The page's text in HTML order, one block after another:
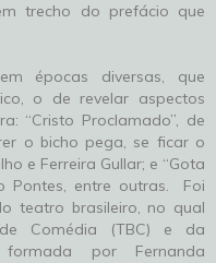
trecho do prefácio que
épocas diversas, que
o de revelar aspectos
“Cristo Proclamado”, de
o bicho pega, se ficar o
e Ferreira Gullar; e “Gota
Pontes, entre outras. Foi
teatro brasileiro, no qual
Comédia (TBC) e da
por Fernanda